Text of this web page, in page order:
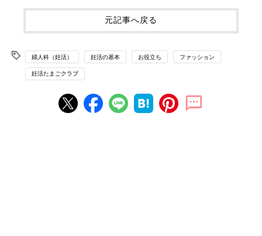
元記事へ戻る
婦人科（妊活） 妊活の基本 お役立ち ファッション
妊活たまごクラブ